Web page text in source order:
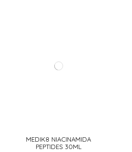
MEDIK8 NIACINAMIDA
PEPTIDES 30ML